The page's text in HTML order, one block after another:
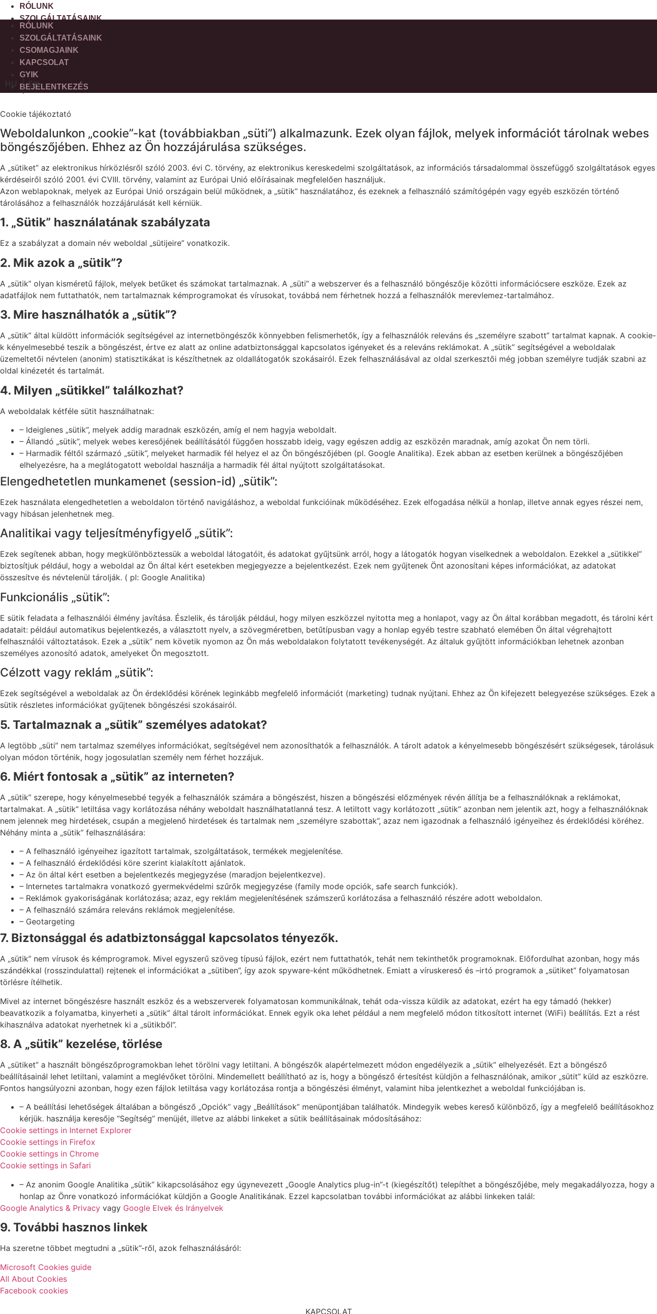
Ugrás
a
tartalomhoz
RÓLUNK
SZOLGÁLTATÁSAINK
CSOMAGJAINK
KAPCSOLAT
GYIK
BEJELENTKEZÉS
RÓLUNK
SZOLGÁLTATÁSAINK
CSOMAGJAINK
KAPCSOLAT
GYIK
BEJELENTKEZÉS
HU EN
Cookie tájékoztató
Weboldalunkon „cookie”-kat (továbbiakban „süti”) alkalmazunk. Ezek olyan fájlok, melyek információt tárolnak webes
böngészőjében. Ehhez az Ön hozzájárulása szükséges.
A „sütiket” az elektronikus hírközlésről szóló 2003. évi C. törvény, az elektronikus kereskedelmi szolgáltatások, az információs társadalommal összefüggő szolgáltatások egyes
kérdéseiről szóló 2001. évi CVIII. törvény, valamint az Európai Unió előírásainak megfelelően használjuk.
Azon weblapoknak, melyek az Európai Unió országain belül működnek, a „sütik” használatához, és ezeknek a felhasználó számítógépén vagy egyéb eszközén történő
tárolásához a felhasználók hozzájárulását kell kérniük.
1. „Sütik” használatának szabályzata
Ez a szabályzat a domain név weboldal „sütijeire” vonatkozik.
2. Mik azok a „sütik”?
A „sütik” olyan kisméretű fájlok, melyek betűket és számokat tartalmaznak. A „süti” a webszerver és a felhasználó böngészője közötti információcsere eszköze. Ezek az
adatfájlok nem futtathatók, nem tartalmaznak kémprogramokat és vírusokat, továbbá nem férhetnek hozzá a felhasználók merevlemez-tartalmához.
3. Mire használhatók a „sütik”?
A „sütik” által küldött információk segítségével az internetböngészők könnyebben felismerhetők, így a felhasználók releváns és „személyre szabott” tartalmat kapnak. A cookie-
k kényelmesebbé teszik a böngészést, értve ez alatt az online adatbiztonsággal kapcsolatos igényeket és a releváns reklámokat. A „sütik” segítségével a weboldalak
üzemeltetői névtelen (anonim) statisztikákat is készíthetnek az oldallátogatók szokásairól. Ezek felhasználásával az oldal szerkesztői még jobban személyre tudják szabni az
oldal kinézetét és tartalmát.
4. Milyen „sütikkel” találkozhat?
A weboldalak kétféle sütit használhatnak:
– Ideiglenes „sütik”, melyek addig maradnak eszközén, amíg el nem hagyja weboldalt.
– Állandó „sütik”, melyek webes keresőjének beállításától függően hosszabb ideig, vagy egészen addig az eszközén maradnak, amíg azokat Ön nem törli.
– Harmadik féltől származó „sütik”, melyeket harmadik fél helyez el az Ön böngészőjében (pl. Google Analitika). Ezek abban az esetben kerülnek a böngészőjében
elhelyezésre, ha a meglátogatott weboldal használja a harmadik fél által nyújtott szolgáltatásokat.
Elengedhetetlen munkamenet (session-id) „sütik”:
Ezek használata elengedhetetlen a weboldalon történő navigáláshoz, a weboldal funkcióinak működéséhez. Ezek elfogadása nélkül a honlap, illetve annak egyes részei nem,
vagy hibásan jelenhetnek meg.
Analitikai vagy teljesítményfigyelő „sütik”:
Ezek segítenek abban, hogy megkülönböztessük a weboldal látogatóit, és adatokat gyűjtsünk arról, hogy a látogatók hogyan viselkednek a weboldalon. Ezekkel a „sütikkel”
biztosítjuk például, hogy a weboldal az Ön által kért esetekben megjegyezze a bejelentkezést. Ezek nem gyűjtenek Önt azonosítani képes információkat, az adatokat
összesítve és névtelenül tárolják. ( pl: Google Analitika)
Funkcionális „sütik”:
E sütik feladata a felhasználói élmény javítása. Észlelik, és tárolják például, hogy milyen eszközzel nyitotta meg a honlapot, vagy az Ön által korábban megadott, és tárolni kért
adatait: például automatikus bejelentkezés, a választott nyelv, a szövegméretben, betűtípusban vagy a honlap egyéb testre szabható elemében Ön által végrehajtott
felhasználói változtatások. Ezek a „sütik” nem követik nyomon az Ön más weboldalakon folytatott tevékenységét. Az általuk gyűjtött információkban lehetnek azonban
személyes azonosító adatok, amelyeket Ön megosztott.
Célzott vagy reklám „sütik”:
Ezek segítségével a weboldalak az Ön érdeklődési körének leginkább megfelelő információt (marketing) tudnak nyújtani. Ehhez az Ön kifejezett belegyezése szükséges. Ezek a
sütik részletes információkat gyűjtenek böngészési szokásairól.
5. Tartalmaznak a „sütik” személyes adatokat?
A legtöbb „süti” nem tartalmaz személyes információkat, segítségével nem azonosíthatók a felhasználók. A tárolt adatok a kényelmesebb böngészésért szükségesek, tárolásuk
olyan módon történik, hogy jogosulatlan személy nem férhet hozzájuk.
6. Miért fontosak a „sütik” az interneten?
A „sütik” szerepe, hogy kényelmesebbé tegyék a felhasználók számára a böngészést, hiszen a böngészési előzmények révén állítja be a felhasználóknak a reklámokat,
tartalmakat. A „sütik” letiltása vagy korlátozása néhány weboldalt használhatatlanná tesz. A letiltott vagy korlátozott „sütik” azonban nem jelentik azt, hogy a felhasználóknak
nem jelennek meg hirdetések, csupán a megjelenő hirdetések és tartalmak nem „személyre szabottak”, azaz nem igazodnak a felhasználó igényeihez és érdeklődési köréhez.
Néhány minta a „sütik” felhasználására:
– A felhasználó igényeihez igazított tartalmak, szolgáltatások, termékek megjelenítése.
– A felhasználó érdeklődési köre szerint kialakított ajánlatok.
– Az ön által kért esetben a bejelentkezés megjegyzése (maradjon bejelentkezve).
– Internetes tartalmakra vonatkozó gyermekvédelmi szűrők megjegyzése (family mode opciók, safe search funkciók).
– Reklámok gyakoriságának korlátozása; azaz, egy reklám megjelenítésének számszerű korlátozása a felhasználó részére adott weboldalon.
– A felhasználó számára releváns reklámok megjelenítése.
– Geotargeting
7. Biztonsággal és adatbiztonsággal kapcsolatos tényezők.
A „sütik” nem vírusok és kémprogramok. Mivel egyszerű szöveg típusú fájlok, ezért nem futtathatók, tehát nem tekinthetők programoknak. Előfordulhat azonban, hogy más
szándékkal (rosszindulattal) rejtenek el információkat a „sütiben”, így azok spyware-ként működhetnek. Emiatt a víruskereső és –irtó programok a „sütiket” folyamatosan
törlésre ítélhetik.
Mivel az internet böngészésre használt eszköz és a webszerverek folyamatosan kommunikálnak, tehát oda-vissza küldik az adatokat, ezért ha egy támadó (hekker)
beavatkozik a folyamatba, kinyerheti a „sütik” által tárolt információkat. Ennek egyik oka lehet például a nem megfelelő módon titkosított internet (WiFi) beállítás. Ezt a rést
kihasználva adatokat nyerhetnek ki a „sütikből”.
8. A „sütik” kezelése, törlése
A „sütiket” a használt böngészőprogramokban lehet törölni vagy letiltani. A böngészők alapértelmezett módon engedélyezik a „sütik” elhelyezését. Ezt a böngésző
beállításainál lehet letiltani, valamint a meglévőket törölni. Mindemellett beállítható az is, hogy a böngésző értesítést küldjön a felhasználónak, amikor „sütit” küld az eszközre.
Fontos hangsúlyozni azonban, hogy ezen fájlok letiltása vagy korlátozása rontja a böngészési élményt, valamint hiba jelentkezhet a weboldal funkciójában is.
– A beállítási lehetőségek általában a böngésző „Opciók” vagy „Beállítások” menüpontjában találhatók. Mindegyik webes kereső különböző, így a megfelelő beállításokhoz
kérjük. használja keresője “Segítség” menüjét, illetve az alábbi linkeket a sütik beállításainak módosításához:
Cookie settings in Internet Explorer
Cookie settings in Firefox
Cookie settings in Chrome
Cookie settings in Safari
– Az anonim Google Analitika „sütik” kikapcsolásához egy úgynevezett „Google Analytics plug-in”-t (kiegészítőt) telepíthet a böngészőjébe, mely megakadályozza, hogy a
honlap az Önre vonatkozó információkat küldjön a Google Analitikának. Ezzel kapcsolatban további információkat az alábbi linkeken talál:
Google Analytics & Privacy vagy Google Elvek és Irányelvek
9. További hasznos linkek
Ha szeretne többet megtudni a „sütik”-ről, azok felhasználásáról:
Microsoft Cookies guide
All About Cookies
Facebook cookies
KAPCSOLAT